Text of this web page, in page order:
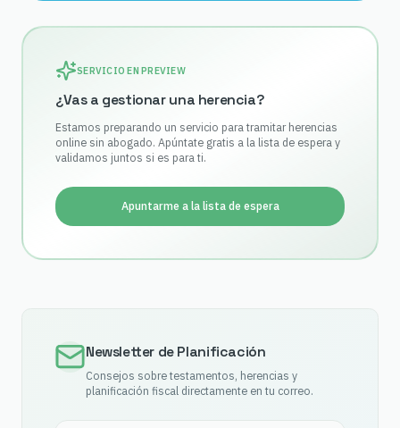
SERVICIO EN PREVIEW
¿Vas a gestionar una herencia?
Estamos preparando un servicio para tramitar herencias
online sin abogado. Apúntate gratis a la lista de espera y
validamos juntos si es para ti.
Apuntarme a la lista de espera
Newsletter de Planificación
Consejos sobre testamentos, herencias y
planificación fiscal directamente en tu correo.